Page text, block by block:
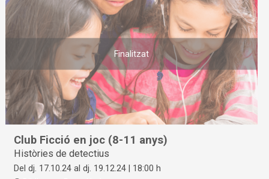
Finalitzat
Club Ficció en joc (8-11 anys)
Històries de detectius
Del dj. 17.10.24 al dj. 19.12.24 | 18:00 h